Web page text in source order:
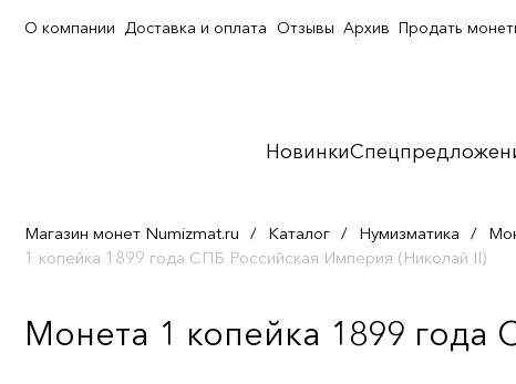
Новинки
О компании Доставка и оплата Отзывы Архив Продать
Магазин монет Numizmat.ru / Каталог / Нумизматика /
1 копейка 1899 года СПБ Российская Империя (Николай II)
Монета 1 копейка 1899 года